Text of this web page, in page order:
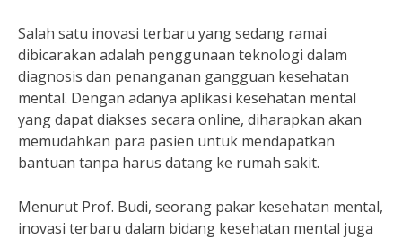
Salah satu inovasi terbaru yang sedang ramai
dibicarakan adalah penggunaan teknologi dalam
diagnosis dan penanganan gangguan kesehatan
mental. Dengan adanya aplikasi kesehatan mental
yang dapat diakses secara online, diharapkan akan
memudahkan para pasien untuk mendapatkan
bantuan tanpa harus datang ke rumah sakit.
Menurut Prof. Budi, seorang pakar kesehatan mental,
inovasi terbaru dalam bidang kesehatan mental juga